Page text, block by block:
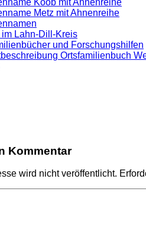
Koob mit Ahnenreihe
Metz mit Ahnenreihe
im Lahn-Dill-Kreis
und Forschungshilfen
Ortsfamilienbuch
Kommentar
wird nicht veröffentlicht.